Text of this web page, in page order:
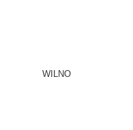
WILNO